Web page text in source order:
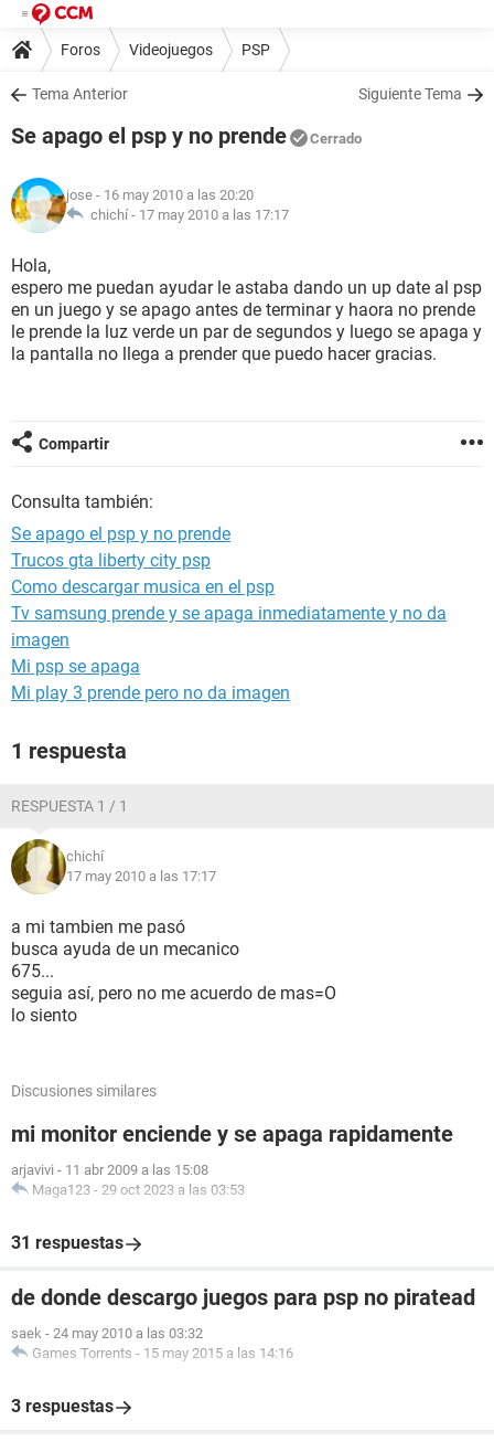
Foros Videojuegos PSP
Tema Anterior Siguiente Tema
Se apago el psp y no prende Cerrado
jose - 16 may 2010 a las 20:20
chichí - 17 may 2010 a las 17:17
Hola,
espero me puedan ayudar le astaba dando un up date al psp
en un juego y se apago antes de terminar y haora no prende
le prende la luz verde un par de segundos y luego se apaga y
la pantalla no llega a prender que puedo hacer gracias.
Compartir
Consulta también:
Se apago el psp y no prende
Trucos gta liberty city psp
Como descargar musica en el psp
Tv samsung prende y se apaga inmediatamente y no da
imagen
Mi psp se apaga
Mi play 3 prende pero no da imagen
1 respuesta
RESPUESTA 1 / 1
chichí
17 may 2010 a las 17:17
a mi tambien me pasó
busca ayuda de un mecanico
675...
seguia así, pero no me acuerdo de mas=O
lo siento
Discusiones similares
mi monitor enciende y se apaga rapidamente
arjavivi - 11 abr 2009 a las 15:08
Maga123 - 29 oct 2023 a las 03:53
31 respuestas
de donde descargo juegos para psp no piratead
saek - 24 may 2010 a las 03:32
Games Torrents - 15 may 2015 a las 14:16
3 respuestas